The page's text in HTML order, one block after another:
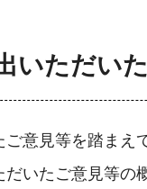
ただい
ご意見等を踏まえ
だいたご意見等の